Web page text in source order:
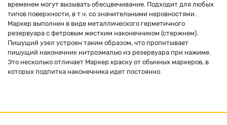
временем могут вызывать обесцвечивание. Подходит для любых
типов поверхности, в т.ч. со значительными неровностями.
Маркер выполнен в виде металлического герметичного
резервуара с фетровым жестким наконечником (стержнем).
Пишущий узел устроен таким образом, что пропитывает
пишущий наконечник нитроэмалью из резервуара при нажиме.
Это несколько отличает Маркер краску от обычных маркеров, в
которых подпитка наконечника идет постоянно.